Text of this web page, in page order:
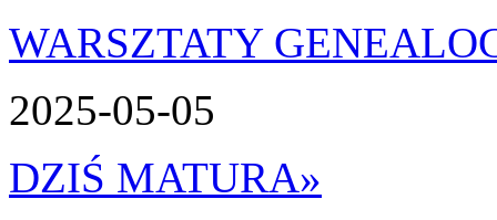
WARSZTATY
2025-05-05
DZIŚ MATURA»